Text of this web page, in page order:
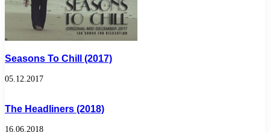
Seasons To Chill (2017)
05.12.2017
The Headliners (2018)
16.06.2018